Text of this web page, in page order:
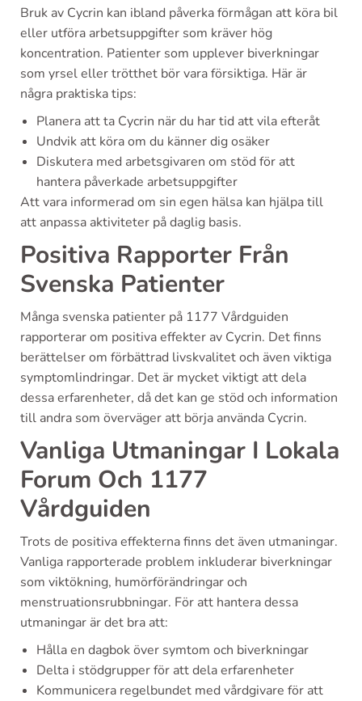
Bruk av Cycrin kan ibland påverka förmågan att köra bil
eller utföra arbetsuppgifter som kräver hög
koncentration. Patienter som upplever biverkningar
som yrsel eller trötthet bör vara försiktiga. Här är
några praktiska tips:
Planera att ta Cycrin när du har tid att vila efteråt
Undvik att köra om du känner dig osäker
Diskutera med arbetsgivaren om stöd för att
hantera påverkade arbetsuppgifter
Att vara informerad om sin egen hälsa kan hjälpa till
att anpassa aktiviteter på daglig basis.
Positiva Rapporter Från
Svenska Patienter
Många svenska patienter på 1177 Vårdguiden
rapporterar om positiva effekter av Cycrin. Det finns
berättelser om förbättrad livskvalitet och även viktiga
symptomlindringar. Det är mycket viktigt att dela
dessa erfarenheter, då det kan ge stöd och information
till andra som överväger att börja använda Cycrin.
Vanliga Utmaningar I Lokala
Forum Och 1177
Vårdguiden
Trots de positiva effekterna finns det även utmaningar.
Vanliga rapporterade problem inkluderar biverkningar
som viktökning, humörförändringar och
menstruationsrubbningar. För att hantera dessa
utmaningar är det bra att:
Hålla en dagbok över symtom och biverkningar
Delta i stödgrupper för att dela erfarenheter
Kommunicera regelbundet med vårdgivare för att